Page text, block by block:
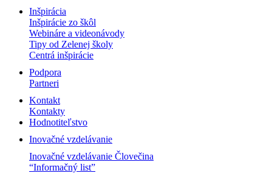
Inšpirácia
Inšpirácie zo škôl
Webináre a videonávody
Tipy od Zelenej školy
Centrá inšpirácie
Podpora
Partneri
Kontakt
Kontakty
Hodnotiteľstvo
Inovačné vzdelávanie
Inovačné vzdelávanie Človečina
“Informačný list”